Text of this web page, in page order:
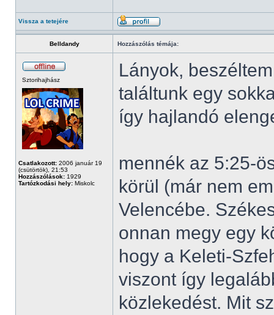
Vissza a tetejére
Belldandy Hozzászólás témája:
Sztorihajhász
Csatlakozott: 2006 január 19
(csütörtök), 21:53
Hozzászólások: 1929
Tartózkodási hely: Miskolc
Lányok,
találtunk egy
így hajlandó
mennék az 5:25-
körül (már nem
Velencébe.
onnan megy egy
hogy a Keleti-
viszont így
közlekedést. Mit